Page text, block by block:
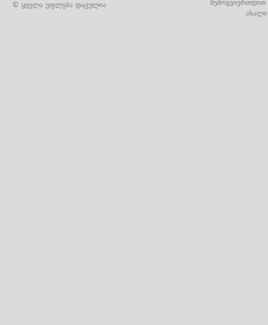
© ყველა უფლება დაცულია
შემოგვიერთდით
ახალი